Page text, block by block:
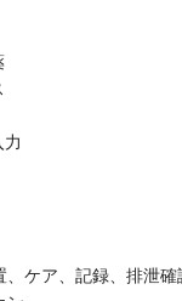
ケア、記録、排泄